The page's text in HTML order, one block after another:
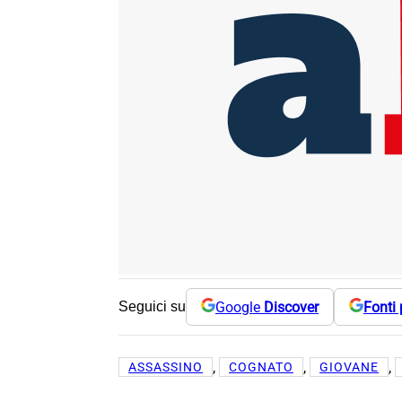
Seguici su Google Discover Fonti
ASSASSINO , COGNATO , GIOVANE ,